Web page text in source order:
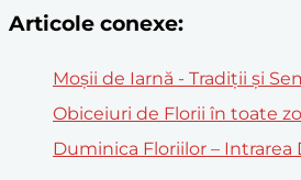
Articole conexe:
Moșii de Iarnă - Tradiții și
Obiceiuri de Florii în toate
Duminica Floriilor –